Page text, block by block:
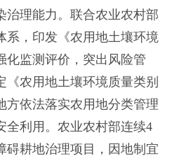
治理能力。联合农业农村部
系，印发《农用地土壤环境
化监测评价，突出风险管
《农用地土壤环境质量类别
方依法落实农用地分类管理
全利用。农业农村部连续4
碍耕地治理项目，因地制宜